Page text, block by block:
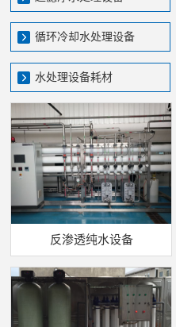
循环冷却水处理设备
水处理设备耗材
反渗透纯水设备